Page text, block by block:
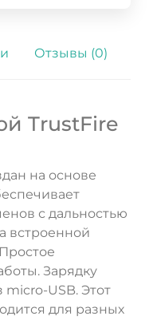
Отзывы (0)
TrustFire
на основе
с дальностью
встроенной
Зарядку
USB. Этот
для разных